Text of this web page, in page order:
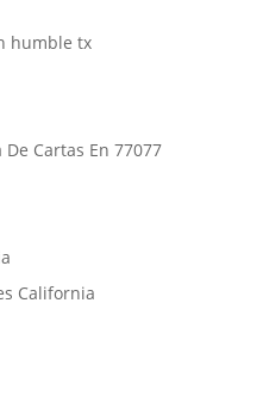
humble tx
Cartas En 77077
California